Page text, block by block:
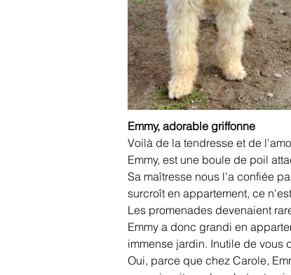
Emmy, adorable griffonne
Voilà de la tendresse et de
Emmy, est une boule de poil
Sa maîtresse nous l'a confiée
surcroît en appartement, ce
Les promenades devenaient
Emmy a donc grandi en
immense jardin. Inutile de vous
Oui, parce que chez Carole,